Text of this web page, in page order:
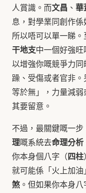
人賞識。而文昌 、 華
息，對學業同創作係
所以唔可以單一睇
干地支中一個好強
以增強你嘅競爭力
躁、受傷或者官非
等於無」，力量減
其要留意。
不過，最關鍵嘅一
理嘅系統去命理分析
你本身個八字（四柱
就可能係「火上加
煞 。但如果你本身